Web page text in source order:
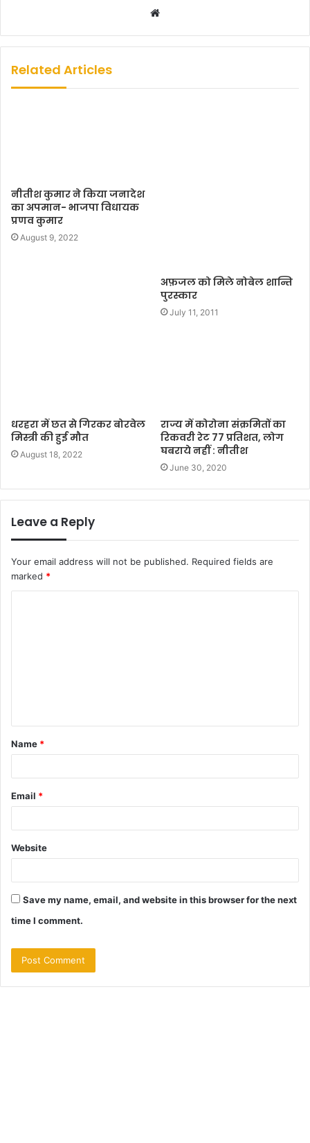
b
Related Articles
नीतीश कुमार ने किया जनादेश
का अपमान- भाजपा विधायक
प्रणव कुमार
August 9, 2022
अफ़जल को मिले नोबेल शान्ति
पुरस्कार
July 11, 2011
धरहरा में छत से गिरकर बोरवेल
मिस्त्री की हुई मौत
August 18, 2022
राज्य में कोरोना संक्रमितों का
रिकवरी रेट 77 प्रतिशत, लोग
घबराये नहीं : नीतीश
June 30, 2020
Leave a Reply
Your email address will not be published. Required fields are
marked *
t
*
Name *
Email *
Website
Save my name, email, and website in this browser for the next
time I comment.